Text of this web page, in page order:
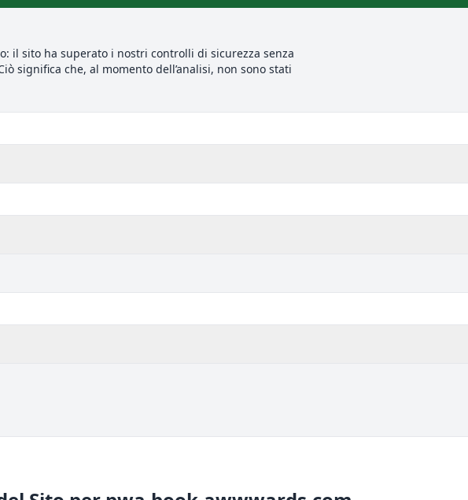
il sito ha superato i nostri controlli di sicurezza senza
significa che, al momento dell’analisi, non sono stati